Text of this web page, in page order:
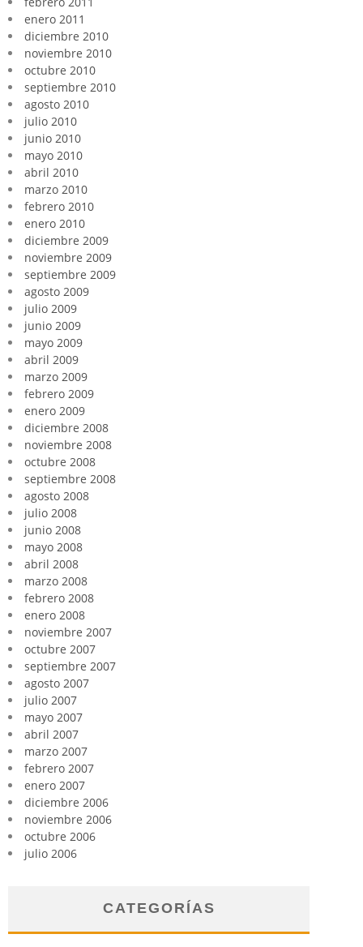
enero 2011
diciembre 2010
noviembre 2010
octubre 2010
septiembre 2010
agosto 2010
julio 2010
junio 2010
mayo 2010
abril 2010
marzo 2010
febrero 2010
enero 2010
diciembre 2009
noviembre 2009
septiembre 2009
agosto 2009
julio 2009
junio 2009
mayo 2009
abril 2009
marzo 2009
febrero 2009
enero 2009
diciembre 2008
noviembre 2008
octubre 2008
septiembre 2008
agosto 2008
julio 2008
junio 2008
mayo 2008
abril 2008
marzo 2008
febrero 2008
enero 2008
noviembre 2007
octubre 2007
septiembre 2007
agosto 2007
julio 2007
mayo 2007
abril 2007
marzo 2007
febrero 2007
enero 2007
diciembre 2006
noviembre 2006
octubre 2006
julio 2006
CATEGORÍAS